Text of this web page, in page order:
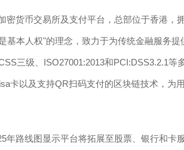
密货币交易所及支付平台，总部位于香港，
基本人权"的理念，致力于为传统金融服务
三级、ISO27001:2013和PCI:DSS3.2.1等
卡以及支持QR扫码支付的区块链技术，为
年路线图显示平台将拓展至股票、银行和卡